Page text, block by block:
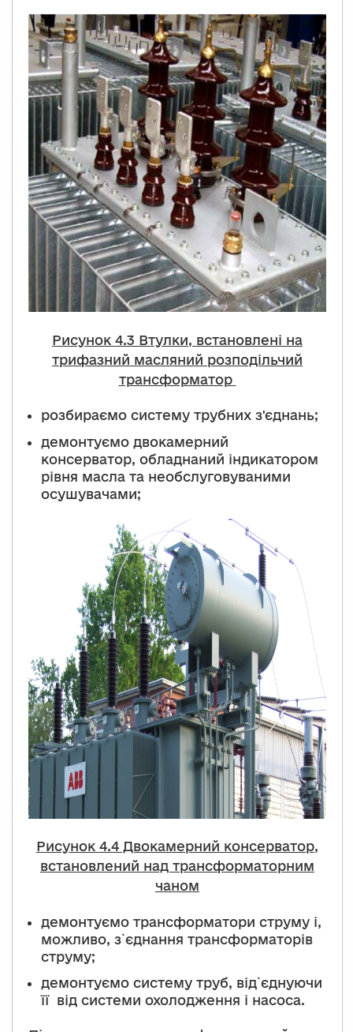
Рисунок 4.3 Втулки, встановлені на
трифазний масляний розподільчий
трансформатор
розбираємо систему трубних з'єднань;
демонтуємо двокамерний
консерватор, обладнаний індикатором
рівня масла та необслуговуваними
осушувачами;
Рисунок 4.4 Двокамерний консерватор,
встановлений над трансформаторним
чаном
демонтуємо трансформатори струму і,
можливо, з`єднання трансформаторів
струму;
демонтуємо систему труб, від`єднуючи
її від системи охолодження і насоса.